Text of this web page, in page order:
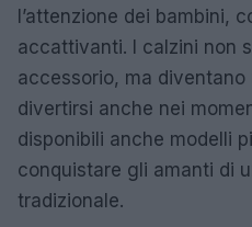
l’attenzione dei bambini,
accattivanti. I calzini non
accessorio, ma
divertirsi anche nei
disponibili anche modelli
conquistare gli amanti di
tradizionale.